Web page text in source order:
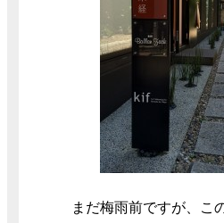
まだ梅雨前ですが、こ